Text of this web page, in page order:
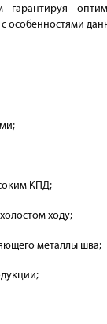
КПД;
ходу;
металлы шва;